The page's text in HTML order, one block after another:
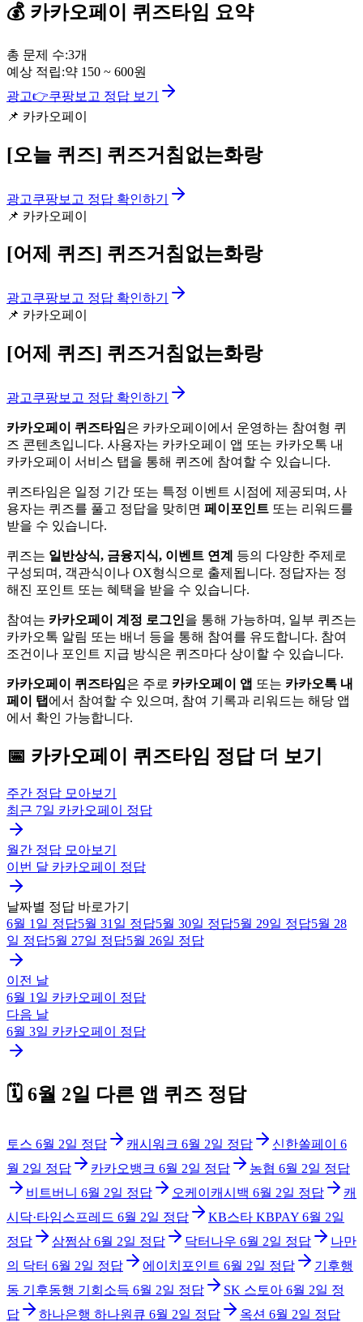
💰 카카오페이 퀴즈타임 요약
총 문제 수:3개
예상 적립:약 150 ~ 600원
광고👉쿠팡보고 정답 보기
📌 카카오페이
[오늘 퀴즈] 퀴즈거침없는화랑
광고쿠팡보고 정답 확인하기
📌 카카오페이
[어제 퀴즈] 퀴즈거침없는화랑
광고쿠팡보고 정답 확인하기
📌 카카오페이
[어제 퀴즈] 퀴즈거침없는화랑
광고쿠팡보고 정답 확인하기
카카오페이 퀴즈타임은 카카오페이에서 운영하는 참여형 퀴
즈 콘텐츠입니다. 사용자는 카카오페이 앱 또는 카카오톡 내
카카오페이 서비스 탭을 통해 퀴즈에 참여할 수 있습니다.
퀴즈타임은 일정 기간 또는 특정 이벤트 시점에 제공되며, 사
용자는 퀴즈를 풀고 정답을 맞히면 페이포인트 또는 리워드를
받을 수 있습니다.
퀴즈는 일반상식, 금융지식, 이벤트 연계
등의 다양한 주제로
구성되며, 객관식이나 OX형식으로 출제됩니다. 정답자는 정
해진 포인트 또는 혜택을 받을 수 있습니다.
참여는 카카오페이 계정 로그인을 통해 가능하며, 일부 퀴즈는
카카오톡 알림 또는 배너 등을 통해 참여를 유도합니다. 참여
조건이나 포인트 지급 방식은 퀴즈마다 상이할 수 있습니다.
카카오페이 퀴즈타임은 주로 카카오페이 앱 또는 카카오톡 내
페이 탭 에서 참여할 수 있으며, 참여 기록과 리워드는 해당 앱
에서 확인 가능합니다.
📅 카카오페이 퀴즈타임 정답 더 보기
주간 정답 모아보기
최근 7일 카카오페이 정답
월간 정답 모아보기
이번 달 카카오페이 정답
날짜별 정답 바로가기
6월 1일 정답5월 31일 정답5월 30일 정답5월 29일 정답5월 28
일 정답5월 27일 정답5월 26일 정답
이전 날
6월 1일 카카오페이
정답
다음 날
6월 3일 카카오페이 정답
🗓️ 6월 2일 다른 앱 퀴즈 정답
토스 6월 2일 정답 캐시워크 6월 2일 정답 신한쏠페이
6
월 2일 정답 카카오뱅크 6월 2일 정답 농협 6월 2일 정답
비트버니 6월 2일 정답 오케이캐시백 6월 2일 정답
캐
시닥·타임스프레드 6월 2일 정답 KB스타 KBPAY 6월 2일
정답
삼쩜삼 6월 2일 정답 닥터나우 6월 2일 정답
나만
의 닥터 6월 2일 정답 에이치포인트 6월 2일 정답
기후행
동 기후동행 기회소득 6월 2일 정답 SK 스토아 6월 2일 정
답
하나은행 하나원큐 6월 2일 정답 옥션 6월 2일 정답